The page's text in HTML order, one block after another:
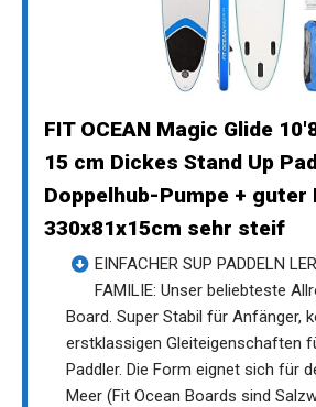
FIT OCEAN Magic Glide
15 cm Dickes Stand Up
Doppelhub-Pumpe + guter
330x81x15cm sehr steif
EINFACHER SUP PADDELN
FAMILIE: Unser beliebteste
Board. Super Stabil für Anfänger,
erstklassigen Gleiteigenschaften
Paddler. Die Form eignet sich für
Meer (Fit Ocean Boards sind